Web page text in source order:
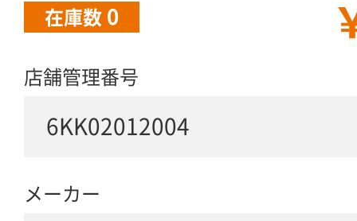
在庫数 0
店舗管理番号
6KK02012004
メーカー